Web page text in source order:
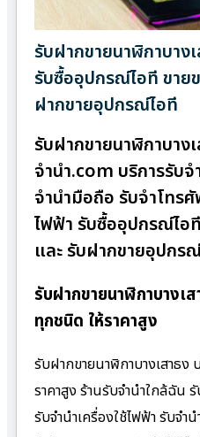
รับฝากขายนาฬิกาบาง
รับซื้ออุปกรณ์ไอที ขาย
ฝากขายอุปกรณ์ไอที
รับฝากขายนาฬิกาบาง
จํานํา.com บริการรับ
จำนำมือถือ รับจำโทร
ไฟฟ้า รับซื้ออุปกรณ์ไอ
และ รับฝากขายอุปกร
รับฝากขายนาฬิกาบางเ
ทุกชนิด ให้ราคาสูง
รับฝากขายนาฬิกาบางเสาธง
ราคาสูง ร้านรับจํานําใกล้ฉัน
รับจำนำเครื่องใช้ไฟฟ้า รับจำ